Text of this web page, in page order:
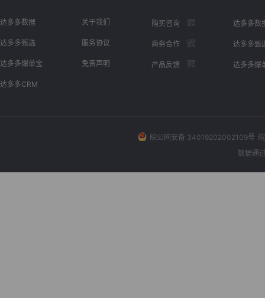
达多多数据
达多多甄选
达多多爆单宝
达多多CRM
关于我们
服务协议
免责声明
购买咨询
商务合作
产品反馈
达多多数
达多多甄
达多多爆
皖公网安备 34019202002109号
数据通